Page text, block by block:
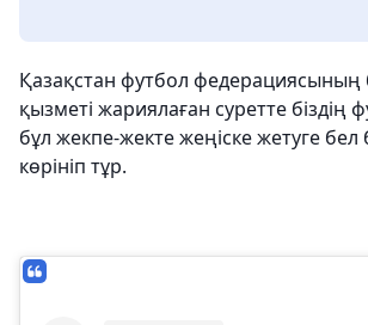
Қазақстан футбол федерациясының
қызметі жариялаған суретте біздің
бұл жекпе-жекте жеңіске жетуге бел
көрініп тұр.